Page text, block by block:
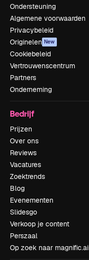
Ondersteuning
Algemene voorwaarden
Privacybeleid
Originelen New
Cookiebeleid
Vertrouwenscentrum
Partners
Onderneming
Bedrijf
Prijzen
Over ons
Reviews
Vacatures
Zoektrends
Blog
Evenementen
Slidesgo
Verkoop je content
Perszaal
Op zoek naar magnific.ai